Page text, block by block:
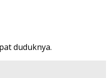
duduknya.